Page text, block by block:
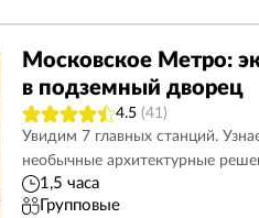
Московское Метро:
в подземный дворец
4.5 (41)
Увидим 7 главных станций.
необычные архитектурные
1,5 часа
Групповые